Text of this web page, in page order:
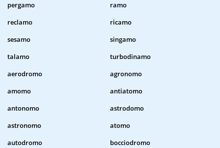
pergamo
ramo
reclamo
ricamo
sesamo
singamo
talamo
turbodinamo
aerodromo
agronomo
amomo
antiatomo
antonomo
astrodomo
astronomo
atomo
autodromo
bocciodromo